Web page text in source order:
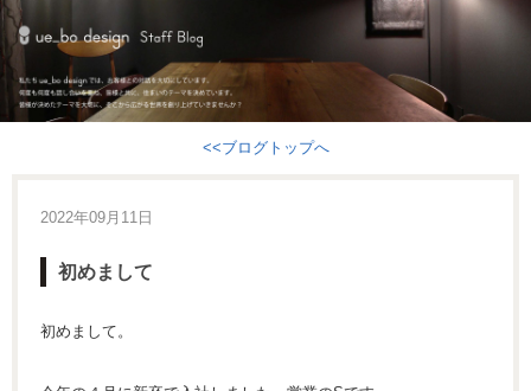
<<ブログトップへ
2022年09月11日
初めまして
初めまして。